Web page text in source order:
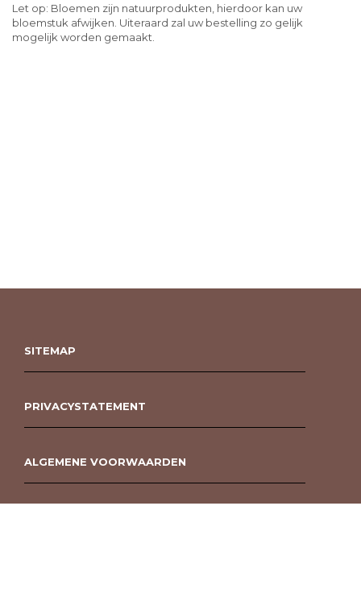
Let op: Bloemen zijn natuurprodukten, hierdoor kan uw
bloemstuk afwijken. Uiteraard zal uw bestelling zo gelijk
mogelijk worden gemaakt.
SITEMAP
PRIVACYSTATEMENT
ALGEMENE VOORWAARDEN